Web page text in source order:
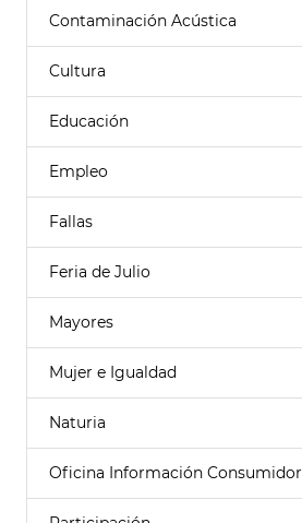
Contaminación Acústica
Cultura
Educación
Empleo
Fallas
Feria de Julio
Mayores
Mujer e Igualdad
Naturia
Oficina Información Consumidor